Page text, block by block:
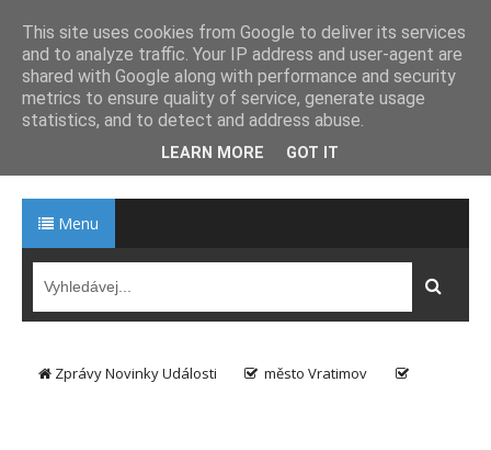
ZPRÁVY NOVINKY
UDÁLOSTI
z regionů České Republiky...
Menu
Zprávy Novinky Události město Vratimov
This site uses cookies from Google to deliver its services
and to analyze traffic. Your IP address and user-agent are
shared with Google along with performance and security
metrics to ensure quality of service, generate usage
statistics, and to detect and address abuse.
LEARN MORE GOT IT